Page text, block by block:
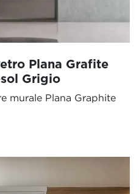
Plana Grafite
Grigio
murale Plana Graphite